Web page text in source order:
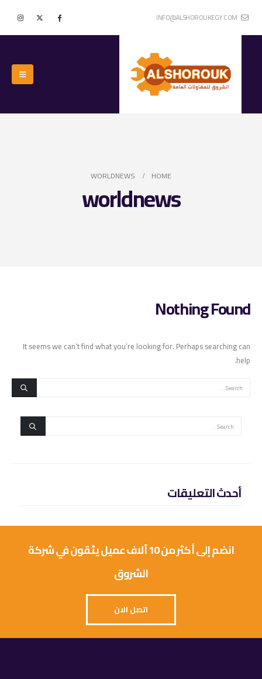
INFO@ALSHOROUKEGY.COM
HOME
WORLDNEWS
worldnews
Nothing Found
It seems we can’t find what you’re looking for. Perhaps searching can
help.
أحدث التعليقات
انضم إلى أكثر من 10 آلاف عميل يثقون في شركة
الشروق
اتصل الان